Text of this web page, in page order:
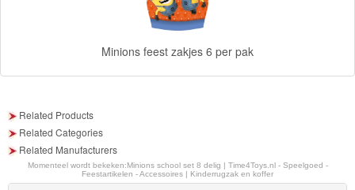
Pony
Finding
Dory
Planes
Minions feest zakjes 6 per pak
Related Products
Related Categories
Related Manufacturers
Momenteel wordt bekeken:Minions school set 8 delig | Time4Toys.nl - Speelgoed -
Feestartikelen - Accessoires | Kinderrugzak en koffer